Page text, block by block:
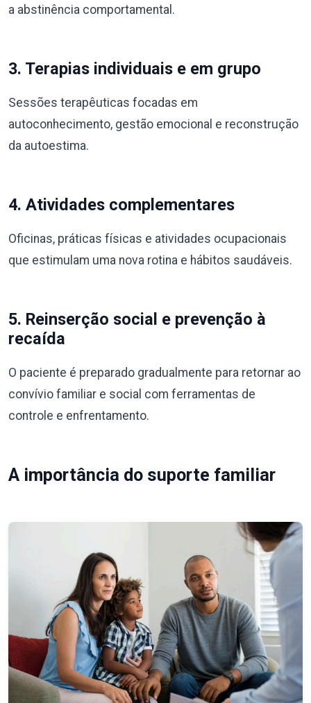
a abstinência comportamental.
3. Terapias individuais e em grupo
Sessões terapêuticas focadas em
autoconhecimento, gestão emocional e reconstrução
da autoestima.
4. Atividades complementares
Oficinas, práticas físicas e atividades ocupacionais
que estimulam uma nova rotina e hábitos saudáveis.
5. Reinserção social e prevenção à
recaída
O paciente é preparado gradualmente para retornar ao
convívio familiar e social com ferramentas de
controle e enfrentamento.
A importância do suporte familiar